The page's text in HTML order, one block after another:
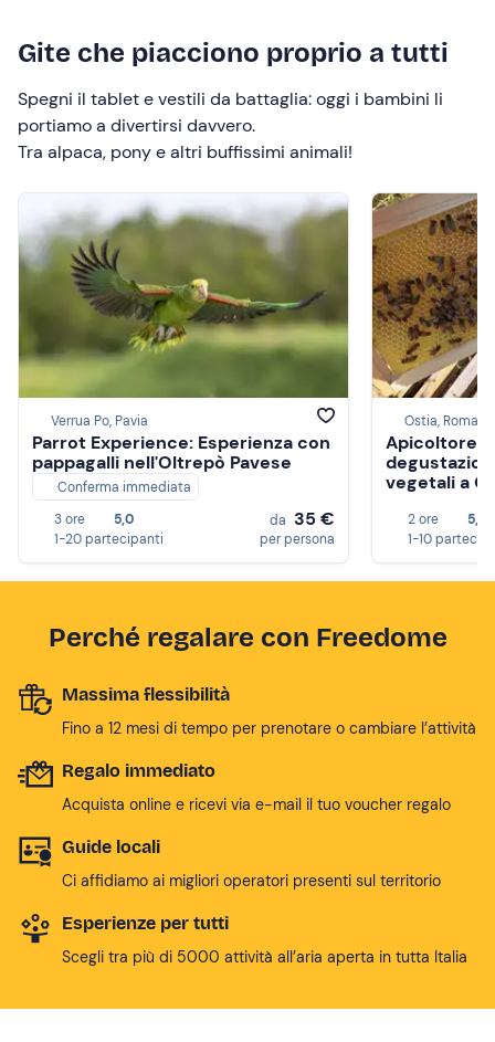
Gite che piacciono proprio a tutti
Spegni il tablet e vestili da battaglia: oggi i bambini li
portiamo a divertirsi davvero.
Tra alpaca, pony e altri buffissimi animali!
Verrua Po, Pavia
Parrot Experience: Esperienza con
pappagalli nell'Oltrepò Pavese
Conferma immediata
3 ore
5,0
1-20 partecipanti
da 35 €
per persona
Ostia, Roma
Apicoltore
vegetali a
2 ore
5,0
1-10
Perché regalare con Freedome
Massima flessibilità
Fino a 12 mesi di tempo per prenotare o cambiare l’attività
Regalo immediato
Acquista online e ricevi via e-mail il tuo voucher regalo
Guide locali
Ci affidiamo ai migliori operatori presenti sul territorio
Esperienze per tutti
Scegli tra più di 5000 attività all’aria aperta in tutta Italia